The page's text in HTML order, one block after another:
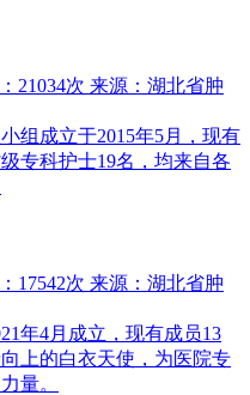
21034次 来源：湖北省肿
组成立于2015年5月，现有
专科护士19名，均来自各
17542次 来源：湖北省肿
年4月成立，现有成员13
上的白衣天使，为医院专
量。